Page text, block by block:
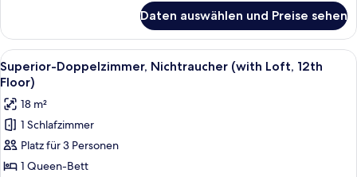
Doppelzimmer,
Nichtraucher
(with
Loft,
Floor)
Daten auswählen und Preise sehen
Alle
Fotos
für
Superior-
Doppelzimmer,
Nichtraucher
(with
Ein Stockbett mit Holzrahmen,
2
Superior-Doppelzimmer, Nichtraucher (with Loft, 12th
Floor)
18 m²
1 Schlafzimmer
Platz für 3 Personen
1 Queen-Bett